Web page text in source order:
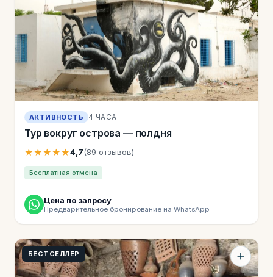
АКТИВНОСТЬ 4 ЧАСА
Тур вокруг острова — полдня
★★★★★4,7(89 отзывов)
Бесплатная отмена
Цена по запросу
Предварительное бронирование на WhatsApp
БЕСТСЕЛЛЕР